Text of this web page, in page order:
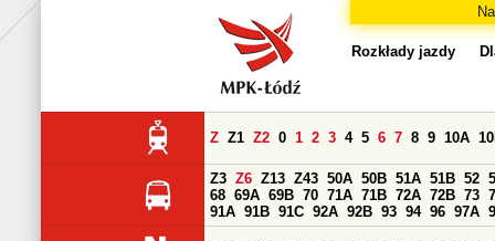
Rozkłady jazdy
Z Z1 Z2 0 1 2 3 4 5 6 7 8 9 10A
Z3 Z6 Z13 Z43 50A 50B 51A 51B 52
68 69A 69B 70 71A 71B 72A 72B 73
91A 91B 91C 92A 92B 93 94 96 97A